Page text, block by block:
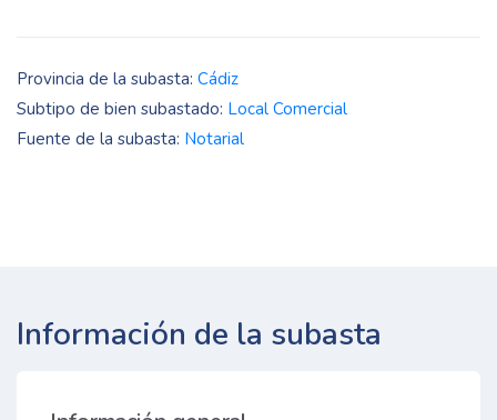
Provincia de la subasta: Cádiz
Subtipo de bien subastado: Local Comercial
Fuente de la subasta: Notarial
Información de la subasta